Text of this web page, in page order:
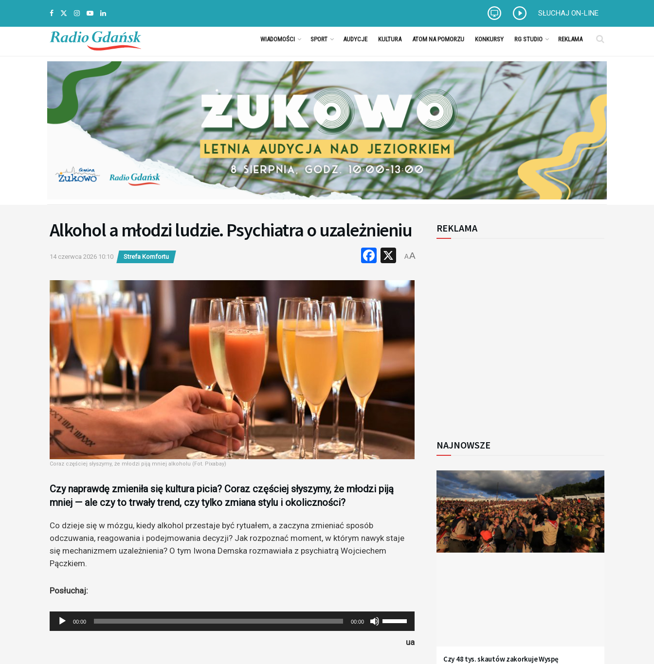
SŁUCHAJ ON-LINE
WIADOMOŚCI SPORT AUDYCJE KULTURA ATOM NA POMORZU KONKURSY RG STUDIO REKLAMA
Alkohol a młodzi ludzie. Psychiatra o uzależnieniu
14 czerwca 2026 10:10 Strefa Komfortu Facebook
X
AA
Coraz częściej słyszymy, że młodzi piją mniej alkoholu (Fot. Pixabay)
Czy naprawdę zmieniła się kultura picia? Coraz częściej słyszymy, że młodzi piją
mniej — ale czy to trwały trend, czy tylko zmiana stylu i okoliczności?
Co dzieje się w mózgu, kiedy alkohol przestaje być rytuałem, a zaczyna zmieniać sposób
odczuwania, reagowania i podejmowania decyzji? Jak rozpoznać moment, w którym nawyk staje
się mechanizmem uzależnienia? O tym Iwona Demska rozmawiała z psychiatrą Wojciechem
Pączkiem.
Posłuchaj:
Odtwarzacz
plików
00:00 00:00
strzałek
ua
REKLAMA
NAJNOWSZE
Czy 48 tys. skautów zakorkuje Wyspę